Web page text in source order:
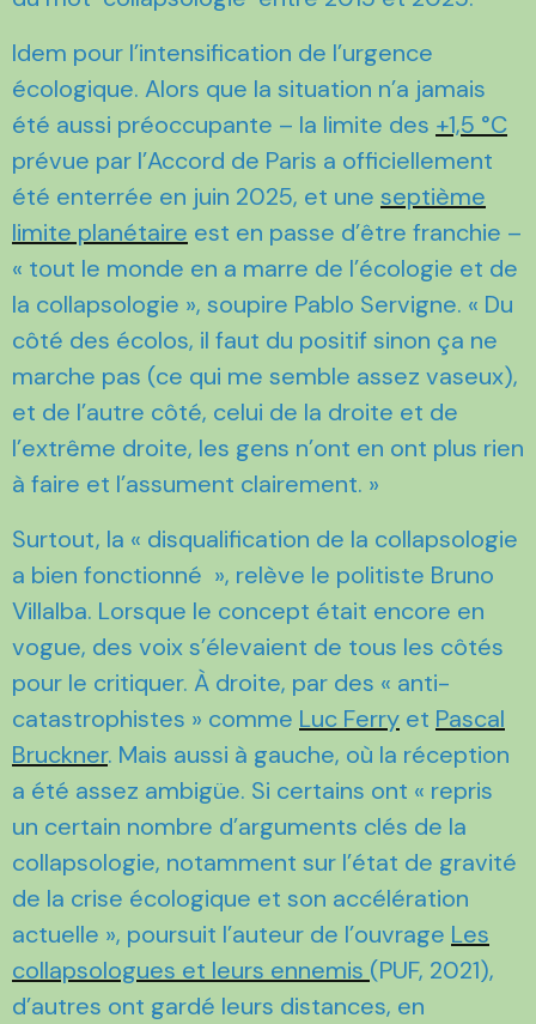
Idem pour l’intensification de l’urgence
écologique. Alors que la situation n’a jamais
été aussi préoccupante – la limite des +1,5 °C
prévue par l’Accord de Paris a officiellement
été enterrée en juin 2025, et une septième
limite planétaire est en passe d’être franchie –
« tout le monde en a marre de l’écologie et de
la collapsologie », soupire Pablo Servigne. « Du
côté des écolos, il faut du positif sinon ça ne
marche pas (ce qui me semble assez vaseux),
et de l’autre côté, celui de la droite et de
l’extrême droite, les gens n’ont en ont plus rien
à faire et l’assument clairement. »
Surtout, la « disqualification de la collapsologie
a bien fonctionné », relève le politiste Bruno
Villalba. Lorsque le concept était encore en
vogue, des voix s’élevaient de tous les côtés
pour le critiquer. À droite, par des « anti-
catastrophistes » comme Luc Ferry et Pascal
Bruckner. Mais aussi à gauche, où la réception
a été assez ambigüe. Si certains ont « repris
un certain nombre d’arguments clés de la
collapsologie, notamment sur l’état de gravité
de la crise écologique et son accélération
actuelle », poursuit l’auteur de l’ouvrage Les
collapsologues et leurs ennemis (PUF, 2021),
d’autres ont gardé leurs distances, en